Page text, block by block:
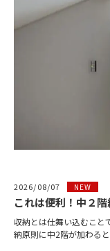
2026/08/07 NEW
これは便利！中２階
収納とは仕舞い込むこと
納原則に中2階が加わる